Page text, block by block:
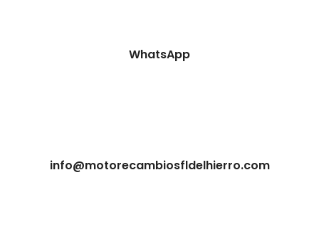
WhatsApp
info@motorecambiosfldelhierro.com